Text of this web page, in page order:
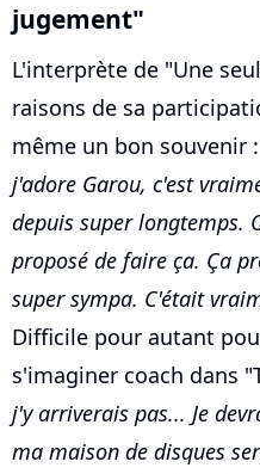
jugement"
L'interprète de "Une
raisons de sa
même un bon souvenir
j'adore Garou, c'est
depuis super longtemps.
proposé de faire ça. Ça
super sympa. C'était
Difficile pour autant
s'imaginer coach dans
j'y arriverais pas... Je
ma maison de disques